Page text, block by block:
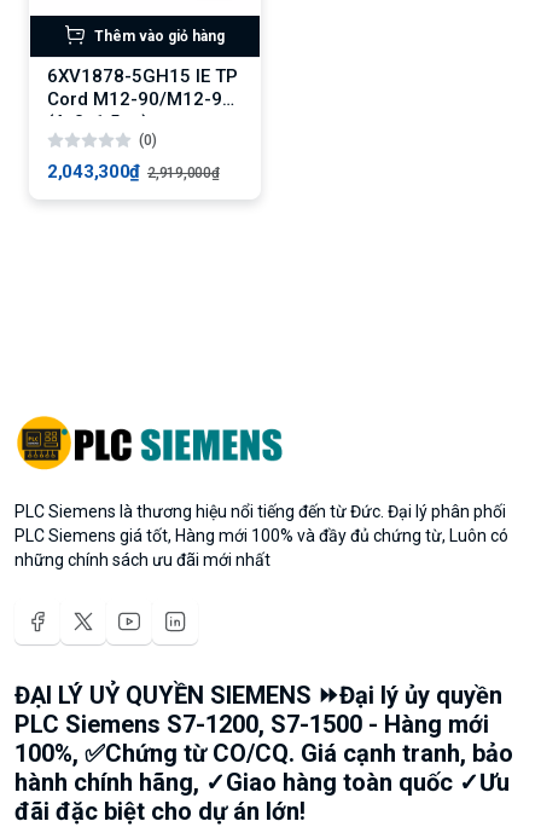
Thêm vào giỏ hàng
6XV1878-5GH15 IE TP
Cord M12-90/M12-90
(4x2, 1.5 m)
(0)
2,043,300₫ 2,919,000₫
PLC Siemens là thương hiệu nổi tiếng đến từ Đức. Đại lý phân phối
PLC Siemens giá tốt, Hàng mới 100% và đầy đủ chứng từ, Luôn có
những chính sách ưu đãi mới nhất
ĐẠI LÝ UỶ QUYỀN SIEMENS ⏩Đại lý ủy quyền
PLC Siemens S7-1200, S7-1500 - Hàng mới
100%, ✅Chứng từ CO/CQ. Giá cạnh tranh, bảo
hành chính hãng, ✓Giao hàng toàn quốc ✓Ưu
đãi đặc biệt cho dự án lớn!